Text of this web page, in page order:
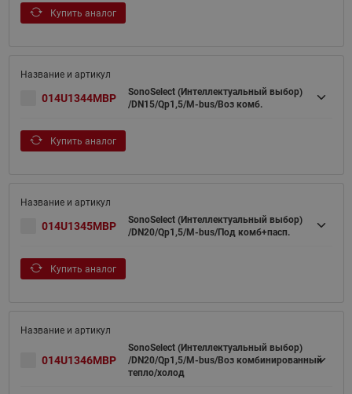
Купить аналог
014U1344MBP
SonoSelect (Интеллектуальный выбор)
/DN15/Qp1,5/M-bus/Воз комб.
Купить аналог
014U1345MBP
SonoSelect (Интеллектуальный выбор)
/DN20/Qp1,5/M-bus/Под комб+пасп.
Купить аналог
014U1346MBP
SonoSelect (Интеллектуальный выбор)
/DN20/Qp1,5/M-bus/Воз комбинированный
тепло/холод